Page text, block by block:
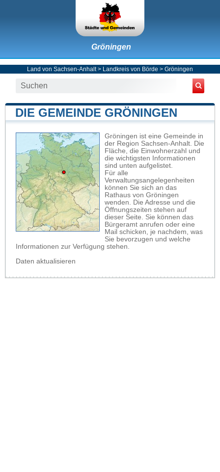
Gröningen
Land von Sachsen-Anhalt> Landkreis von Börde > Gröningen
DIE GEMEINDE GRÖNINGEN
Gröningen ist eine Gemeinde in
der Region Sachsen-Anhalt. Die
Fläche, die Einwohnerzahl und
die wichtigsten Informationen
sind unten aufgelistet.
Für alle
Verwaltungsangelegenheiten
können Sie sich an das
Rathaus von Gröningen
wenden. Die Adresse und die
Öffnungszeiten stehen auf
dieser Seite. Sie können das
Bürgeramt anrufen oder eine
Mail schicken, je nachdem, was
Sie bevorzugen und welche
Informationen zur Verfügung stehen.
Daten aktualisieren